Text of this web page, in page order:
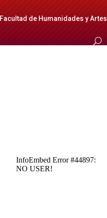
Facultad de Humanidades y Artes